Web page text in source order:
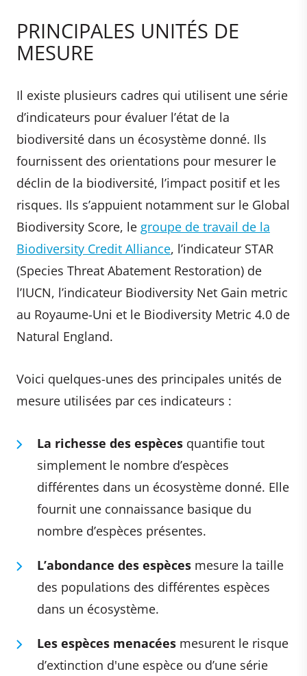
PRINCIPALES UNITÉS DE
MESURE
Il existe plusieurs cadres qui utilisent une série
d’indicateurs pour évaluer l’état de la
biodiversité dans un écosystème donné. Ils
fournissent des orientations pour mesurer le
déclin de la biodiversité, l’impact positif et les
risques. Ils s’appuient notamment sur le Global
Biodiversity Score, le groupe de travail de la
Biodiversity Credit Alliance, l’indicateur STAR
(Species Threat Abatement Restoration) de
l’IUCN, l’indicateur Biodiversity Net Gain metric
au Royaume-Uni et le Biodiversity Metric 4.0 de
Natural England.
Voici quelques-unes des principales unités de
mesure utilisées par ces indicateurs :
La richesse des espèces quantifie tout
simplement le nombre d’espèces
différentes dans un écosystème donné. Elle
fournit une connaissance basique du
nombre d’espèces présentes.
L’abondance des espèces mesure la taille
des populations des différentes espèces
dans un écosystème.
Les espèces menacées mesurent le risque
d’extinction d'une espèce ou d’une série